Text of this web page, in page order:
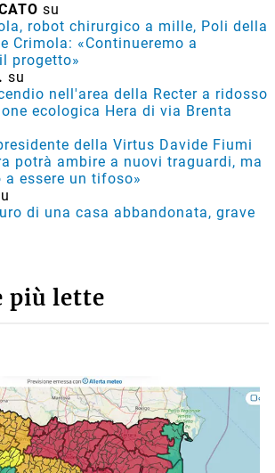
su
robot chirurgico a mille, Poli della
Crimola: «Continueremo a
progetto»
su
nell'area della Recter a ridosso
ecologica Hera di via Brenta
della Virtus Davide Fiumi
potrà ambire a nuovi traguardi, ma
a essere un tifoso»
di una casa abbandonata, grave
più lette